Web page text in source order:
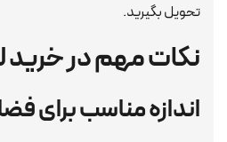
تحویل بگیرید.
نکات مهم در خرید
اندازه مناسب برای